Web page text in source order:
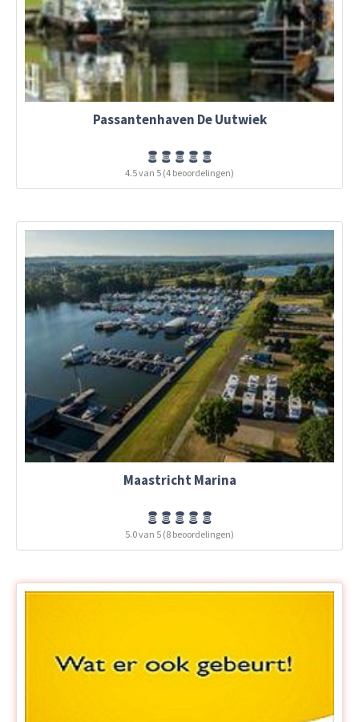
Passantenhaven De Uutwiek
4.5 van 5 (4 beoordelingen)
Maastricht Marina
5.0 van 5 (8 beoordelingen)